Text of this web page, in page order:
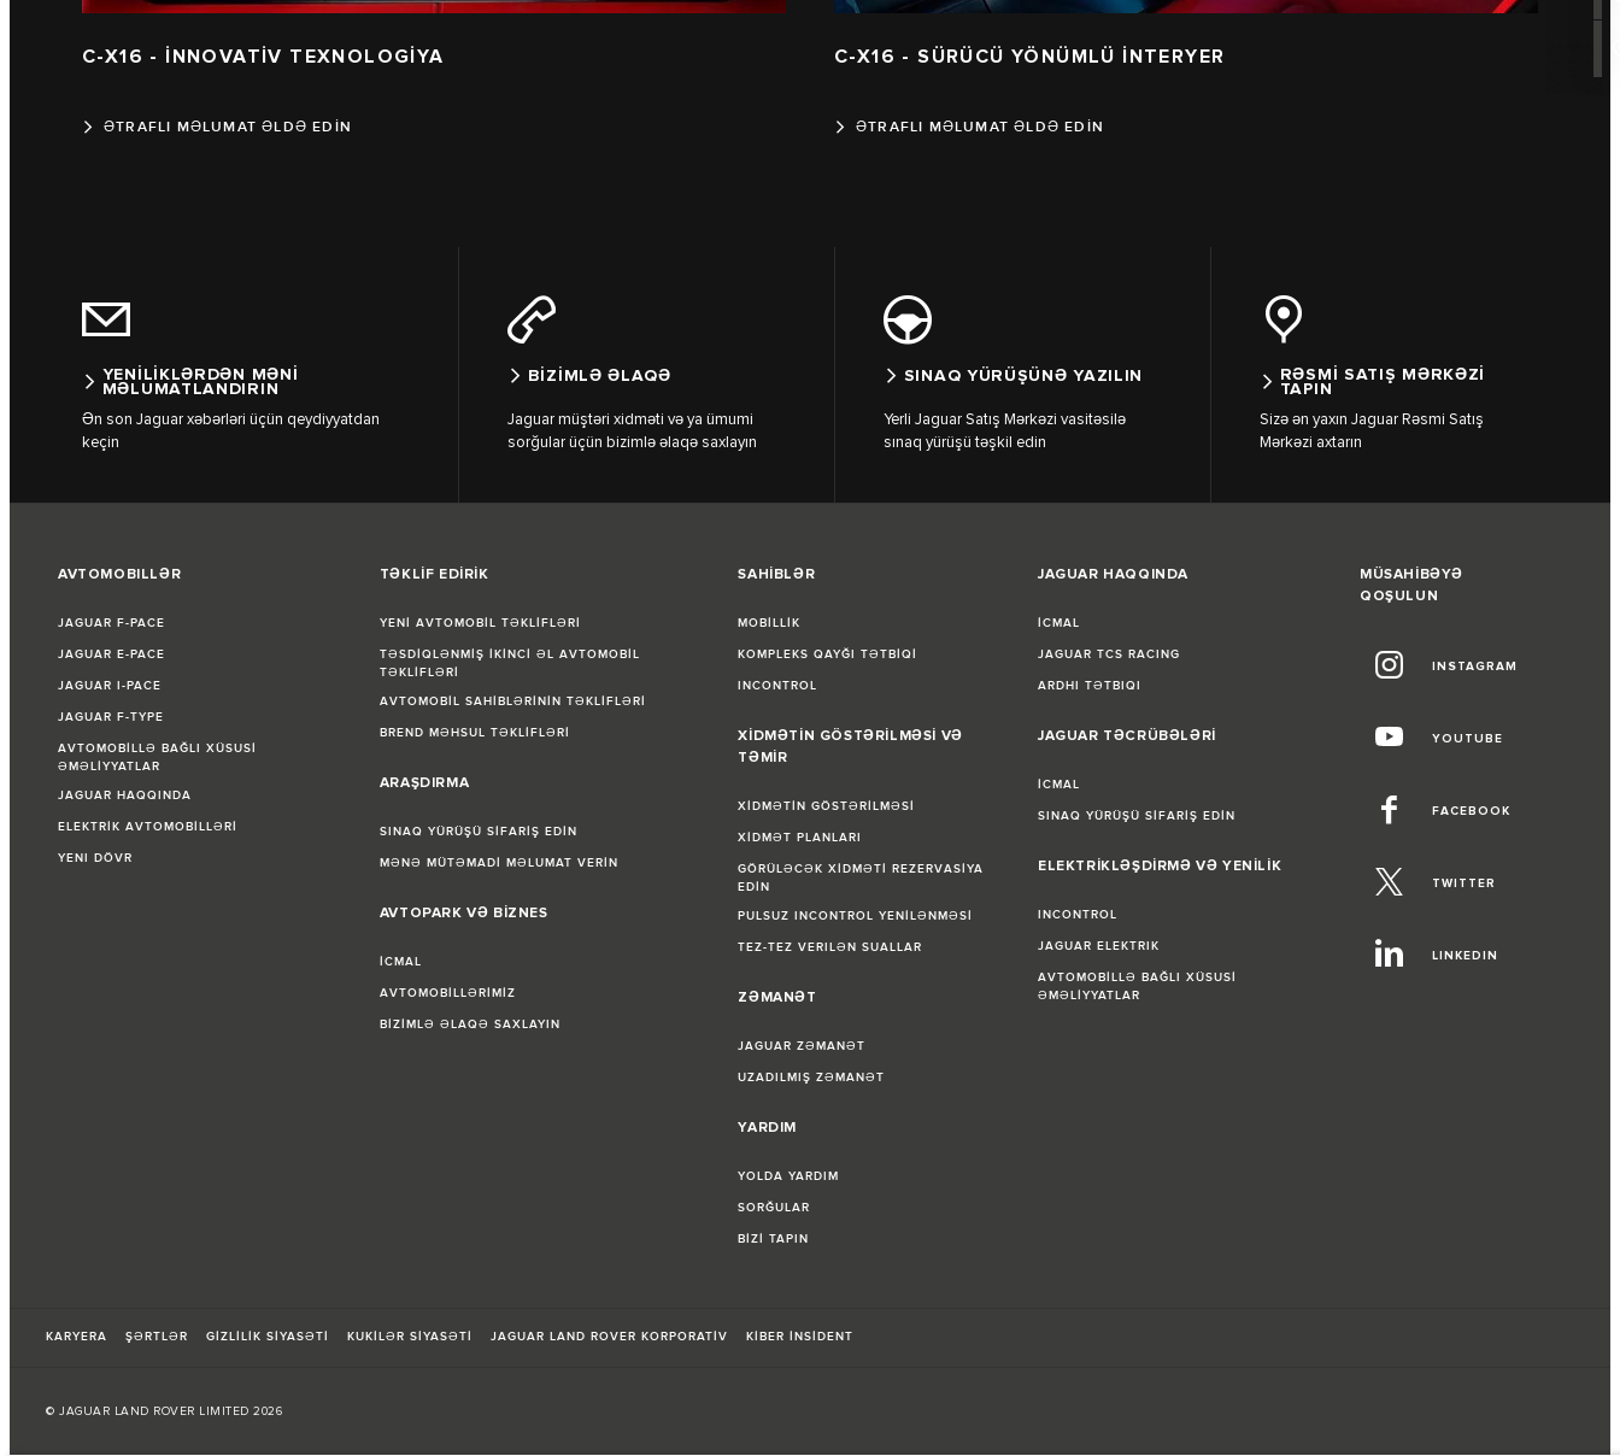
C-X16 - İNNOVATİV TEXNOLOGİYA
ƏTRAFLI MƏLUMAT ƏLDƏ EDİN
C-X16 - SÜRÜCÜ YÖNÜMLÜ İNTERYER
ƏTRAFLI MƏLUMAT ƏLDƏ EDİN
YENİLİKLƏRDƏN MƏNİ
MƏLUMATLANDIRIN
Ən son Jaguar xəbərləri üçün qeydiyyatdan
keçin
BİZİMLƏ ƏLAQƏ
Jaguar müştəri xidməti və ya ümumi
sorğular üçün bizimlə əlaqə saxlayın
SINAQ YÜRÜŞÜNƏ YAZILIN
Yerli Jaguar Satış Mərkəzi vasitəsilə
sınaq yürüşü təşkil edin
RƏSMİ SATIŞ MƏRKƏZİ
TAPIN
Sizə ən yaxın Jaguar Rəsmi Satış
Mərkəzi axtarın
AVTOMOBILLƏR
JAGUAR F-PACE
JAGUAR E-PACE
JAGUAR I-PACE
JAGUAR F-TYPE
AVTOMOBİLLƏ BAĞLI XÜSUSİ
ƏMƏLİYYATLAR
JAGUAR HAQQINDA
ELEKTRİK AVTOMOBİLLƏRİ
YENI DÖVR
TƏKLİF EDİRİK
YENİ AVTOMOBİL TƏKLİFLƏRİ
TƏSDİQLƏNMİŞ İKİNCİ ƏL AVTOMOBİL
TƏKLİFLƏRİ
AVTOMOBİL SAHİBLƏRİNİN TƏKLİFLƏRİ
BREND MƏHSUL TƏKLİFLƏRİ
ARAŞDIRMA
SINAQ YÜRÜŞÜ SİFARİŞ EDİN
MƏNƏ MÜTƏMADİ MƏLUMAT VERİN
AVTOPARK VƏ BİZNES
İCMAL
AVTOMOBİLLƏRİMİZ
BİZİMLƏ ƏLAQƏ SAXLAYIN
SAHİBLƏR
MOBİLLİK
KOMPLEKS QAYĞI TƏTBİQİ
INCONTROL
XİDMƏTİN GÖSTƏRİLMƏSİ VƏ
TƏMİR
XİDMƏTİN GÖSTƏRİLMƏSİ
XİDMƏT PLANLARI
GÖRÜLƏCƏK XİDMƏTİ REZERVASİYA
EDİN
PULSUZ INCONTROL YENİLƏNMƏSİ
TEZ-TEZ VERILƏN SUALLAR
ZƏMANƏT
JAGUAR ZƏMANƏT
UZADILMIŞ ZƏMANƏT
YARDIM
YOLDA YARDIM
SORĞULAR
BİZİ TAPIN
JAGUAR HAQQINDA
İCMAL
JAGUAR TCS RACING
ARDHI TƏTBIQI
JAGUAR TƏCRÜBƏLƏRİ
İCMAL
SINAQ YÜRÜŞÜ SİFARİŞ EDİN
ELEKTRİKLƏŞDİRMƏ VƏ YENİLİK
INCONTROL
JAGUAR ELEKTRIK
AVTOMOBİLLƏ BAĞLI XÜSUSİ
ƏMƏLİYYATLAR
MÜSAHİBƏYƏ
QOŞULUN
INSTAGRAM
YOUTUBE
FACEBOOK
TWITTER
LINKEDIN
KARYERA ŞƏRTLƏR GİZLİLİK SİYASƏTİ KUKİLƏR SİYASƏTİ JAGUAR LAND ROVER KORPORATİV KİBER İNSİDENT
© JAGUAR LAND ROVER LIMITED 2026